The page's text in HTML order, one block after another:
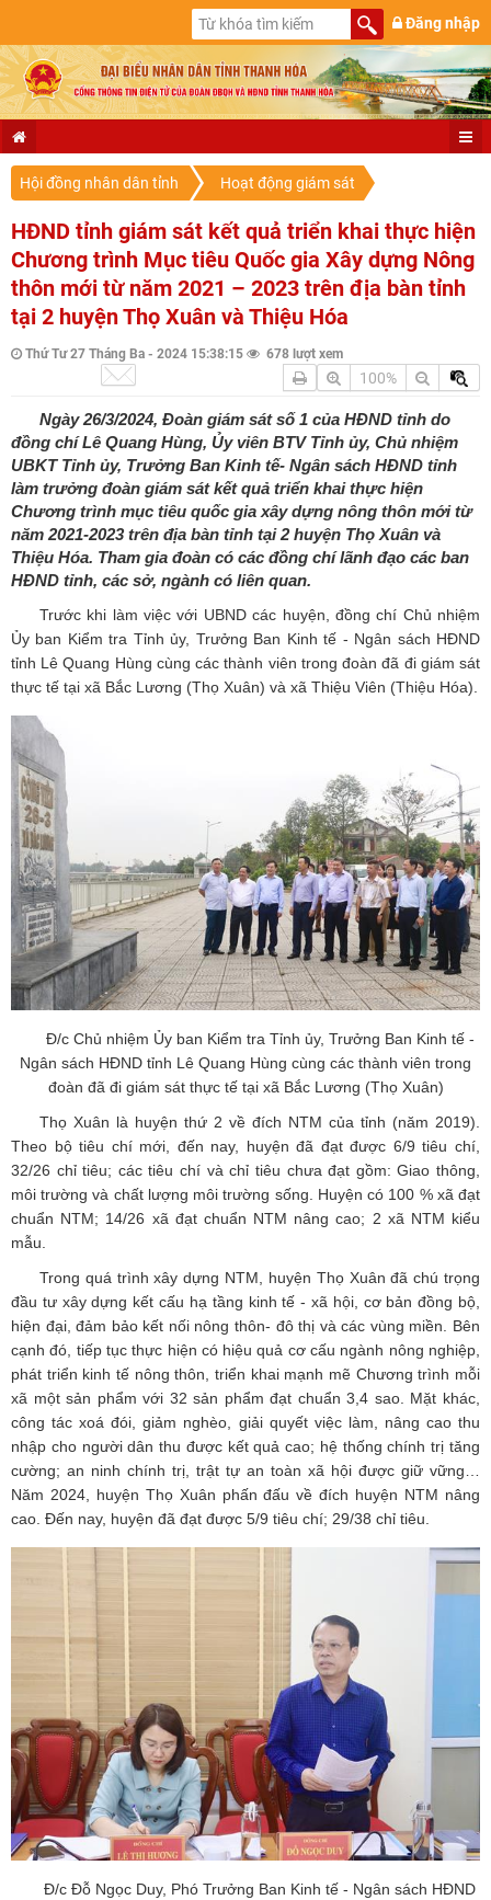
Đăng nhập
Hội đồng nhân dân tỉnh Hoạt động giám sát
HĐND tỉnh giám sát kết quả triển khai thực hiện
Chương trình Mục tiêu Quốc gia Xây dựng Nông
thôn mới từ năm 2021 – 2023 trên địa bàn tỉnh
tại 2 huyện Thọ Xuân và Thiệu Hóa
Thứ Tư 27 Tháng Ba - 2024 15:38:15 678 lượt xem
100%
Ngày 26/3/2024, Đoàn giám sát số 1 của HĐND tỉnh do
đồng chí Lê Quang Hùng, Ủy viên BTV Tỉnh ủy, Chủ nhiệm
UBKT Tỉnh ủy, Trưởng Ban Kinh tế- Ngân sách HĐND tỉnh
làm trưởng đoàn giám sát kết quả triển khai thực hiện
Chương trình mục tiêu quốc gia xây dựng nông thôn mới từ
năm 2021-2023 trên địa bàn tỉnh tại 2 huyện Thọ Xuân và
Thiệu Hóa. Tham gia đoàn có các đồng chí lãnh đạo các ban
HĐND tỉnh, các sở, ngành có liên quan.
Trước khi làm việc với UBND các huyện, đồng chí Chủ nhiệm
Ủy ban Kiểm tra Tỉnh ủy, Trưởng Ban Kinh tế - Ngân sách HĐND
tỉnh Lê Quang Hùng cùng các thành viên trong đoàn đã đi giám sát
thực tế tại xã Bắc Lương (Thọ Xuân) và xã Thiệu Viên (Thiệu Hóa).
Đ/c Chủ nhiệm Ủy ban Kiểm tra Tỉnh ủy, Trưởng Ban Kinh tế -
Ngân sách HĐND tỉnh Lê Quang Hùng cùng các thành viên trong
đoàn đã đi giám sát thực tế tại xã Bắc Lương (Thọ Xuân)
Thọ Xuân là huyện thứ 2 về đích NTM của tỉnh (năm 2019).
Theo bộ tiêu chí mới, đến nay, huyện đã đạt được 6/9 tiêu chí,
32/26 chỉ tiêu; các tiêu chí và chỉ tiêu chưa đạt gồm: Giao thông,
môi trường và chất lượng môi trường sống. Huyện có 100 % xã đạt
chuẩn NTM; 14/26 xã đạt chuẩn NTM nâng cao; 2 xã NTM kiểu
mẫu.
Trong quá trình xây dựng NTM, huyện Thọ Xuân đã chú trọng
đầu tư xây dựng kết cấu hạ tầng kinh tế - xã hội, cơ bản đồng bộ,
hiện đại, đảm bảo kết nối nông thôn- đô thị và các vùng miền. Bên
cạnh đó, tiếp tục thực hiện có hiệu quả cơ cấu ngành nông nghiệp,
phát triển kinh tế nông thôn, triển khai mạnh mẽ Chương trình mỗi
xã một sản phẩm với 32 sản phẩm đạt chuẩn 3,4 sao. Mặt khác,
công tác xoá đói, giảm nghèo, giải quyết việc làm, nâng cao thu
nhập cho người dân thu được kết quả cao; hệ thống chính trị tăng
cường; an ninh chính trị, trật tự an toàn xã hội được giữ vững…
Năm 2024, huyện Thọ Xuân phấn đấu về đích huyện NTM nâng
cao. Đến nay, huyện đã đạt được 5/9 tiêu chí; 29/38 chỉ tiêu.
Đ/c Đỗ Ngọc Duy, Phó Trưởng Ban Kinh tế - Ngân sách HĐND